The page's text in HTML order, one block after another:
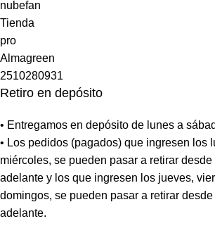
Retiro en depósito
• Entregamos en depósito de lunes a
• Los pedidos (pagados) que ingresen los
miércoles, se pueden pasar a retirar
adelante y los que ingresen los jueves,
domingos, se pueden pasar a retirar
adelante.